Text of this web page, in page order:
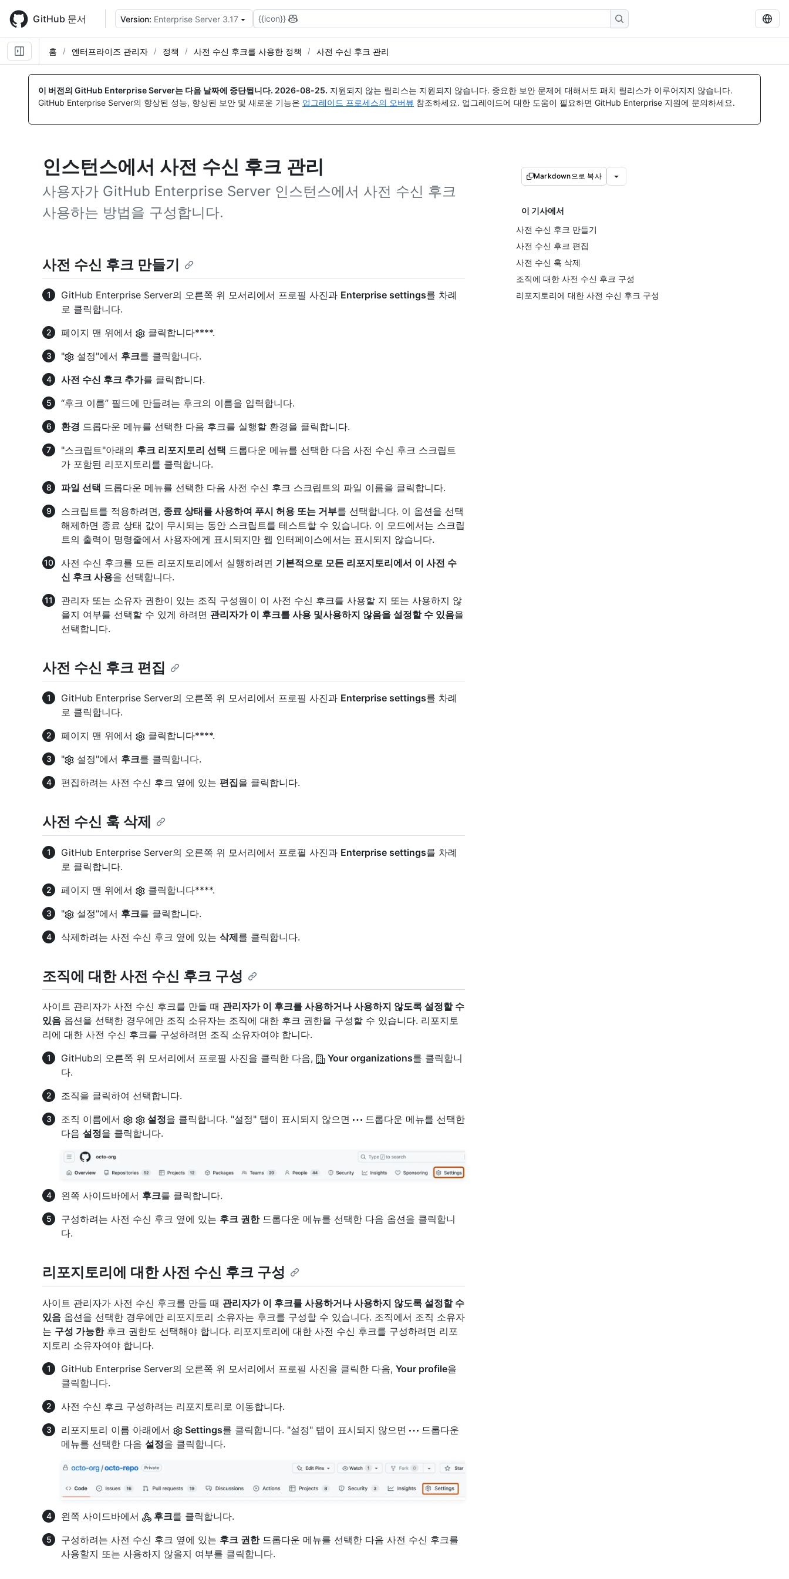
main
content
GitHub 문서 Version: Enterprise Server 3.17 {{icon}}
홈 엔터프라이즈 관리자 정책 사전 수신 후크를 사용한 정책 사전 수신 후크 관리
이 버전의 GitHub Enterprise Server는 다음 날짜에 중단됩니다. 2026-08-25. 지원되지 않는 릴리스는 지원되지 않습니다. 중요한 보안 문제에 대해서도 패치 릴리스가 이루어지지 않습니다.
GitHub Enterprise Server의 향상된 성능, 향상된 보안 및 새로운 기능은 업그레이드 프로세스의 오버뷰 참조하세요. 업그레이드에 대한 도움이 필요하면 GitHub Enterprise 지원에 문의하세요.
인스턴스에서 사전 수신 후크 관리
사용자가 GitHub Enterprise Server 인스턴스에서 사전 수신 후크
사용하는 방법을 구성합니다.
Markdown으로 복사
이 기사에서
사전 수신 후크 만들기
사전 수신 후크 편집
사전 수신 훅 삭제
조직에 대한 사전 수신 후크 구성
리포지토리에 대한 사전 수신 후크 구성
사전 수신 후크 만들기
GitHub Enterprise Server의 오른쪽 위 모서리에서 프로필 사진과 Enterprise settings를 차례
로 클릭합니다.
페이지 맨 위에서
클릭합니다****.
"
설정"에서 후크를 클릭합니다.
사전 수신 후크 추가를 클릭합니다.
“후크 이름” 필드에 만들려는 후크의 이름을 입력합니다.
환경 드롭다운 메뉴를 선택한 다음 후크를 실행할 환경을 클릭합니다.
"스크립트"아래의 후크 리포지토리 선택 드롭다운 메뉴를 선택한 다음 사전 수신 후크 스크립트
가 포함된 리포지토리를 클릭합니다.
파일 선택 드롭다운 메뉴를 선택한 다음 사전 수신 후크 스크립트의 파일 이름을 클릭합니다.
스크립트를 적용하려면, 종료 상태를 사용하여 푸시 허용 또는 거부를 선택합니다. 이 옵션을 선택
해제하면 종료 상태 값이 무시되는 동안 스크립트를 테스트할 수 있습니다. 이 모드에서는 스크립
트의 출력이 명령줄에서 사용자에게 표시되지만 웹 인터페이스에서는 표시되지 않습니다.
사전 수신 후크를 모든 리포지토리에서 실행하려면 기본적으로 모든 리포지토리에서 이 사전 수
신 후크 사용을 선택합니다.
관리자 또는 소유자 권한이 있는 조직 구성원이 이 사전 수신 후크를 사용할 지 또는 사용하지 않
을지 여부를 선택할 수 있게 하려면 관리자가 이 후크를 사용 및사용하지 않음을 설정할 수 있음을
선택합니다.
사전 수신 후크 편집
GitHub Enterprise Server의 오른쪽 위 모서리에서 프로필 사진과 Enterprise settings를 차례
로 클릭합니다.
페이지 맨 위에서
클릭합니다****.
"
설정"에서 후크를 클릭합니다.
편집하려는 사전 수신 후크 옆에 있는 편집을 클릭합니다.
사전 수신 훅 삭제
GitHub Enterprise Server의 오른쪽 위 모서리에서 프로필 사진과 Enterprise settings를 차례
로 클릭합니다.
페이지 맨 위에서
클릭합니다****.
"
설정"에서 후크를 클릭합니다.
삭제하려는 사전 수신 후크 옆에 있는 삭제를 클릭합니다.
조직에 대한 사전 수신 후크 구성
사이트 관리자가 사전 수신 후크를 만들 때 관리자가 이 후크를 사용하거나 사용하지 않도록 설정할 수
있음 옵션을 선택한 경우에만 조직 소유자는 조직에 대한 후크 권한을 구성할 수 있습니다. 리포지토
리에 대한 사전 수신 후크를 구성하려면 조직 소유자여야 합니다.
GitHub의 오른쪽 위 모서리에서 프로필 사진을 클릭한 다음,
Your organizations를 클릭합니
다.
조직을 클릭하여 선택합니다.
조직 이름에서
설정을 클릭합니다. "설정" 탭이 표시되지 않으면
드롭다운 메뉴를 선택한
다음 설정을 클릭합니다.
왼쪽 사이드바에서 후크를 클릭합니다.
구성하려는 사전 수신 후크 옆에 있는 후크 권한드롭다운 메뉴를 선택한 다음 옵션을 클릭합니
다.
리포지토리에 대한 사전 수신 후크 구성
사이트 관리자가 사전 수신 후크를 만들 때 관리자가 이 후크를 사용하거나 사용하지 않도록 설정할 수
있음 옵션을 선택한 경우에만 리포지토리 소유자는 후크를 구성할 수 있습니다. 조직에서 조직 소유자
는 구성 가능한후크 권한도 선택해야 합니다. 리포지토리에 대한 사전 수신 후크를 구성하려면 리포
지토리 소유자여야 합니다.
GitHub Enterprise Server의 오른쪽 위 모서리에서 프로필 사진을 클릭한 다음, Your profile을
클릭합니다.
사전 수신 후크 구성하려는 리포지토리로 이동합니다.
리포지토리 이름 아래에서
Settings를 클릭합니다. "설정" 탭이 표시되지 않으면
드롭다운
메뉴를 선택한 다음 설정을 클릭합니다.
왼쪽 사이드바에서 후크를 클릭합니다.
구성하려는 사전 수신 후크 옆에 있는 후크 권한드롭다운 메뉴를 선택한 다음 사전 수신 후크를
사용할지 또는 사용하지 않을지 여부를 클릭합니다.